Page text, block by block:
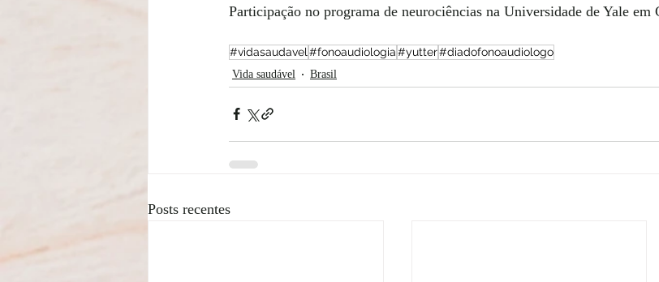
Participação no programa de neurociências na Universidade de Yale em
#vidasaudavel #fonoaudiologia#yutter#diadofonoaudiologo
Vida saudável Brasil
Posts recentes